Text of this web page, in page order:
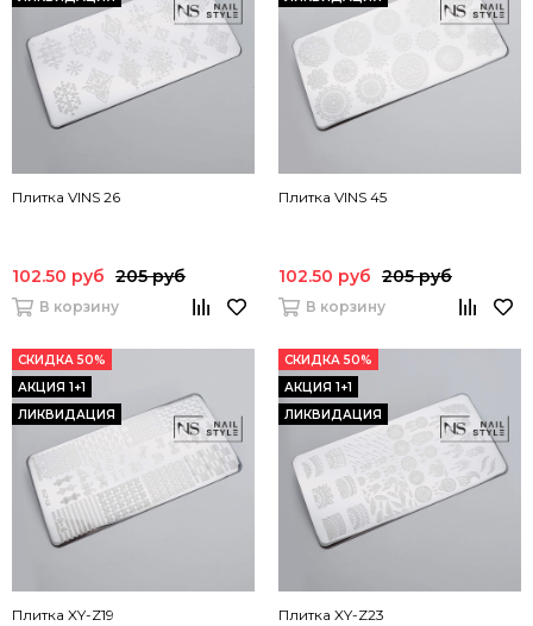
Плитка VINS 26
102.50 руб 205 руб
В корзину
Плитка VINS 45
102.50 руб 205 руб
В корзину
СКИДКА 50%
АКЦИЯ 1+1
ЛИКВИДАЦИЯ
Плитка XY-Z19
СКИДКА 50%
АКЦИЯ 1+1
ЛИКВИДАЦИЯ
Плитка XY-Z23